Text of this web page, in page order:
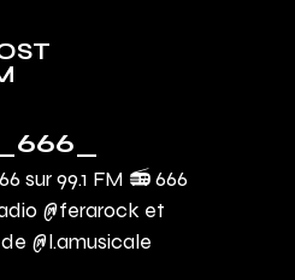
sur 99.1 FM 📻666
@ferarock et
@l.amusicale